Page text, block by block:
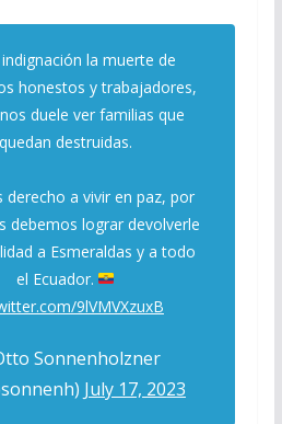
la muerte de
honestos y trabajadores,
duele ver familias que
quedan destruidas.
derecho a vivir en paz, por
debemos lograr devolverle
a Esmeraldas y a todo
el Ecuador.
9lVMVXzuxB
Sonnenholzner
July 17, 2023